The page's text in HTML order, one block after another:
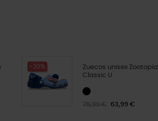
-20%
Zuecos unisex Zootopia
Classic U
79,99 € 63,99 €